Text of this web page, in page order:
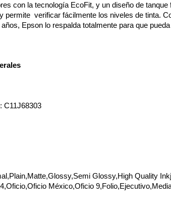
con la tecnología EcoFit, y un diseño de
permite verificar fácilmente los niveles de tinta.
Epson lo respalda totalmente para que
C11J68303
Glossy,High Quality
México,Oficio